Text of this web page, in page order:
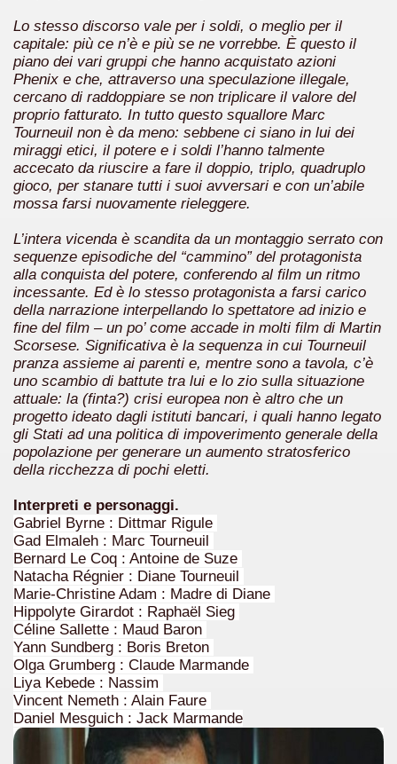
Lo stesso discorso vale per i soldi, o meglio per il
capitale: più ce n’è e più se ne vorrebbe. È questo il
piano dei vari gruppi che hanno acquistato azioni
Phenix e che, attraverso una speculazione illegale,
cercano di raddoppiare se non triplicare il valore del
proprio fatturato. In tutto questo squallore Marc
Tourneuil non è da meno: sebbene ci siano in lui dei
miraggi etici, il potere e i soldi l’hanno talmente
accecato da riuscire a fare il doppio, triplo, quadruplo
gioco, per stanare tutti i suoi avversari e con un’abile
mossa farsi nuovamente rieleggere.
L’intera vicenda è scandita da un montaggio serrato con
sequenze episodiche del “cammino” del protagonista
alla conquista del potere, conferendo al film un ritmo
incessante. Ed è lo stesso protagonista a farsi carico
della narrazione interpellando lo spettatore ad inizio e
fine del film – un po’ come accade in molti film di Martin
Scorsese. Significativa è la sequenza in cui Tourneuil
pranza assieme ai parenti e, mentre sono a tavola, c’è
uno scambio di battute tra lui e lo zio sulla situazione
attuale: la (finta?) crisi europea non è altro che un
progetto ideato dagli istituti bancari, i quali hanno legato
gli Stati ad una politica di impoverimento generale della
popolazione per generare un aumento stratosferico
della ricchezza di pochi eletti.
Interpreti e personaggi.
Gabriel Byrne : Dittmar Rigule
Gad Elmaleh : Marc Tourneuil
Bernard Le Coq : Antoine de Suze
Natacha Régnier : Diane Tourneuil
Marie-Christine Adam : Madre di Diane
Hippolyte Girardot : Raphaël Sieg
Céline Sallette : Maud Baron
Yann Sundberg : Boris Breton
Olga Grumberg : Claude Marmande
Liya Kebede : Nassim
Vincent Nemeth : Alain Faure
Daniel Mesguich : Jack Marmande
troppo parziale.
è riuscito a tenere alto il proprio nome, è anche
nella storia del cinema
Trilogia sulla morte